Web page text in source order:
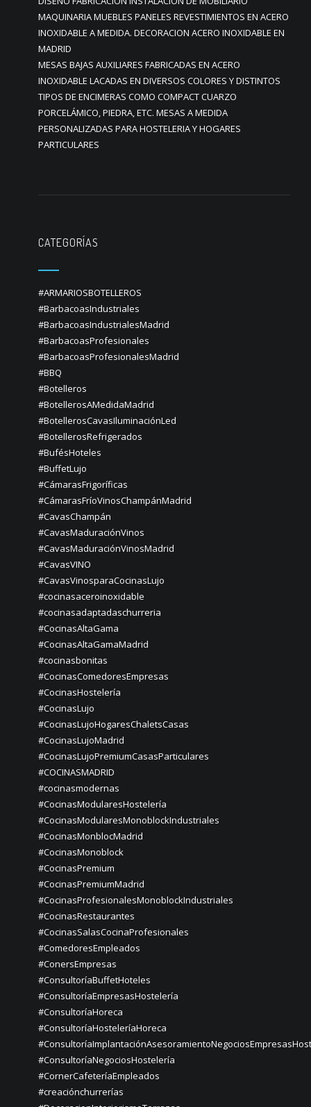
MAQUINARIA MUEBLES PANELES REVESTIMIENTOS EN ACERO
INOXIDABLE A MEDIDA. DECORACION ACERO INOXIDABLE EN
MADRID
MESAS BAJAS AUXILIARES FABRICADAS EN ACERO
INOXIDABLE LACADAS EN DIVERSOS COLORES Y DISTINTOS
TIPOS DE ENCIMERAS COMO COMPACT CUARZO
PORCELÁMICO, PIEDRA, ETC. MESAS A MEDIDA
PERSONALIZADAS PARA HOSTELERIA Y HOGARES
PARTICULARES
CATEGORÍAS
#ARMARIOSBOTELLEROS
#BarbacoasIndustriales
#BarbacoasIndustrialesMadrid
#BarbacoasProfesionales
#BarbacoasProfesionalesMadrid
#BBQ
#Botelleros
#BotellerosAMedidaMadrid
#BotellerosCavasIluminaciónLed
#BotellerosRefrigerados
#BufésHoteles
#BuffetLujo
#CámarasFrigoríficas
#CámarasFríoVinosChampánMadrid
#CavasChampán
#CavasMaduraciónVinos
#CavasMaduraciónVinosMadrid
#CavasVINO
#CavasVinosparaCocinasLujo
#cocinasaceroinoxidable
#cocinasadaptadaschurreria
#CocinasAltaGama
#CocinasAltaGamaMadrid
#cocinasbonitas
#CocinasComedoresEmpresas
#CocinasHostelería
#CocinasLujo
#CocinasLujoHogaresChaletsCasas
#CocinasLujoMadrid
#CocinasLujoPremiumCasasParticulares
#COCINASMADRID
#cocinasmodernas
#CocinasModularesHostelería
#CocinasModularesMonoblockIndustriales
#CocinasMonblocMadrid
#CocinasMonoblock
#CocinasPremium
#CocinasPremiumMadrid
#CocinasProfesionalesMonoblockIndustriales
#CocinasRestaurantes
#CocinasSalasCocinaProfesionales
#ComedoresEmpleados
#ConersEmpresas
#ConsultoríaBuffetHoteles
#ConsultoríaEmpresasHostelería
#ConsultoríaHoreca
#ConsultoríaHosteleríaHoreca
#ConsultoríaNegociosHostelería
#CornerCafeteríaEmpleados
#creaciónchurrerías